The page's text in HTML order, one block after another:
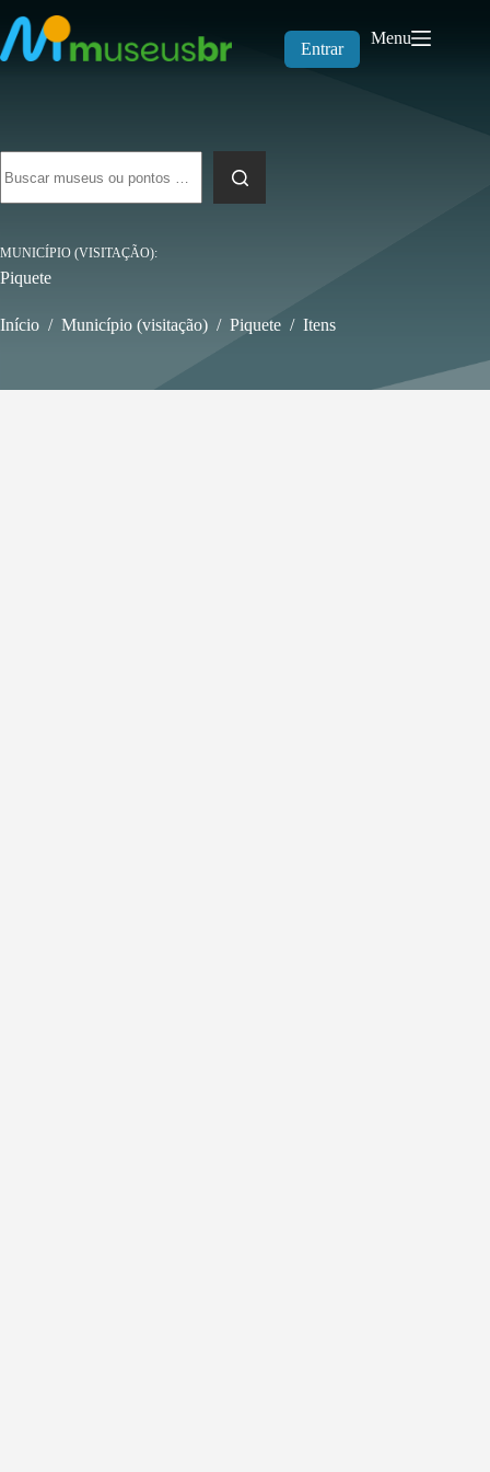
para
o
conteúdo
Entrar
Menu
resultados
MUNICÍPIO (VISITAÇÃO)
Piquete
Início / Município (visitação) / Piquete / Itens